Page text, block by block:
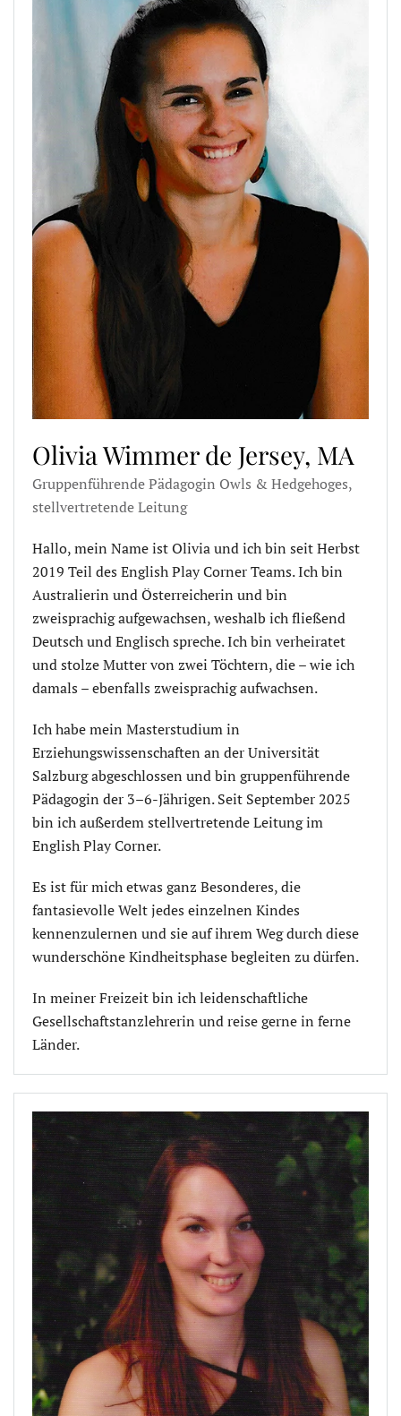
Olivia Wimmer de Jersey, MA
Gruppenführende Pädagogin Owls & Hedgehoges,
stellvertretende Leitung
Hallo, mein Name ist Olivia und ich bin seit Herbst
2019 Teil des English Play Corner Teams. Ich bin
Australierin und Österreicherin und bin
zweisprachig aufgewachsen, weshalb ich fließend
Deutsch und Englisch spreche. Ich bin verheiratet
und stolze Mutter von zwei Töchtern, die – wie ich
damals – ebenfalls zweisprachig aufwachsen.
Ich habe mein Masterstudium in
Erziehungswissenschaften an der Universität
Salzburg abgeschlossen und bin gruppenführende
Pädagogin der 3–6-Jährigen. Seit September 2025
bin ich außerdem stellvertretende Leitung im
English Play Corner.
Es ist für mich etwas ganz Besonderes, die
fantasievolle Welt jedes einzelnen Kindes
kennenzulernen und sie auf ihrem Weg durch diese
wunderschöne Kindheitsphase begleiten zu dürfen.
In meiner Freizeit bin ich leidenschaftliche
Gesellschaftstanzlehrerin und reise gerne in ferne
Länder.